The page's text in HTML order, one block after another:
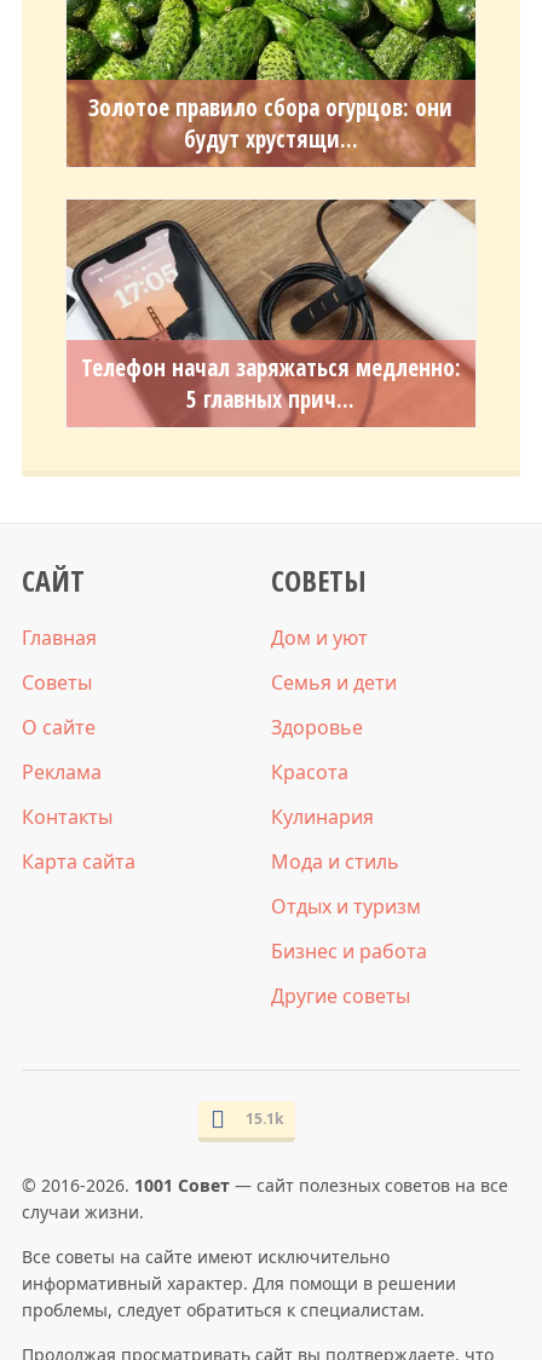
Золотое правило сбора огурцов: они
будут хрустящи...
Телефон начал заряжаться медленно:
5 главных прич...
САЙТ
Главная
Советы
О сайте
Реклама
Контакты
Карта сайта
СОВЕТЫ
Дом и уют
Семья и дети
Здоровье
Красота
Кулинария
Мода и стиль
Отдых и туризм
Бизнес и работа
Другие советы
15.1k
© 2016-2026. 1001 Совет— сайт полезных советов на все
случаи жизни.
Все советы на сайте имеют исключительно
информативный характер. Для помощи в решении
проблемы, следует обратиться к специалистам.
Продолжая просматривать сайт вы подтверждаете, что